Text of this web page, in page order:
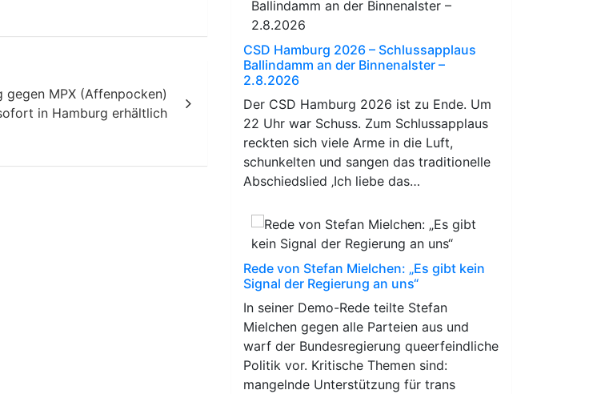
gegen MPX (Affenpocken)
in Hamburg erhältlich
CSD Hamburg 2026 – Schlussapplaus
Ballindamm an der Binnenalster –
2.8.2026
Der CSD Hamburg 2026 ist zu Ende. Um
22 Uhr war Schuss. Zum Schlussapplaus
reckten sich viele Arme in die Luft,
schunkelten und sangen das traditionelle
Abschiedslied ‚Ich liebe das…
Rede von Stefan Mielchen: „Es gibt kein
Signal der Regierung an uns“
In seiner Demo-Rede teilte Stefan
Mielchen gegen alle Parteien aus und
warf der Bundesregierung queerfeindliche
Politik vor. Kritische Themen sind:
mangelnde Unterstützung für trans